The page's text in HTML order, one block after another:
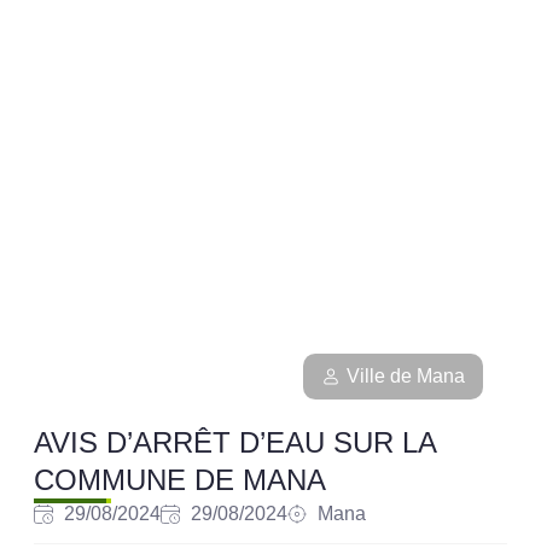
Ville de Mana
AVIS D’ARRÊT D’EAU SUR LA
COMMUNE DE MANA
29/08/2024 29/08/2024 Mana